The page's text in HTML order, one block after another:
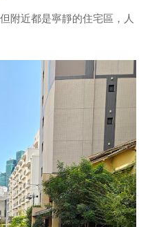
附近都是寧靜的住宅區，人